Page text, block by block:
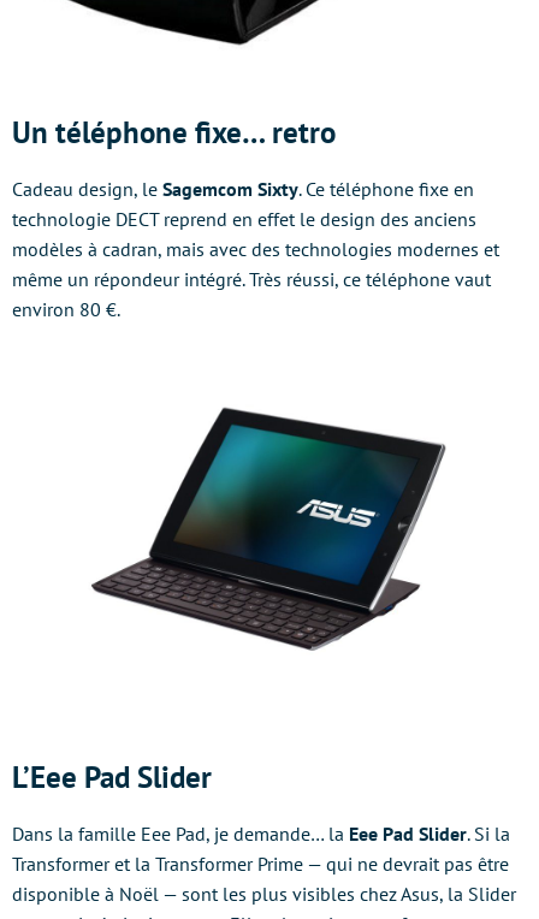
Un téléphone fixe… retro
Cadeau design, le Sagemcom Sixty. Ce téléphone fixe en
technologie DECT reprend en effet le design des anciens
modèles à cadran, mais avec des technologies modernes et
même un répondeur intégré. Très réussi, ce téléphone vaut
environ 80 €.
L’Eee Pad Slider
Dans la famille Eee Pad, je demande… la Eee Pad Slider. Si la
Transformer et la Transformer Prime — qui ne devrait pas être
disponible à Noël — sont les plus visibles chez Asus, la Slider